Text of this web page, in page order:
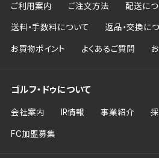
ご利用案内 ご注文方法 配送につ
送料・手数料について 返品・交換に
お買物ポイント よくあるご質問
ゴルフ・ドゥについて
会社案内 IR情報 事業紹介
FC加盟募集